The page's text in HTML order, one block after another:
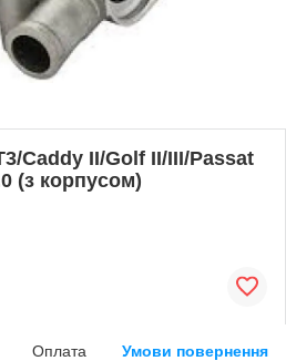
Caddy II/Golf II/III/Passat
(з корпусом)
Оплата Умови повернення